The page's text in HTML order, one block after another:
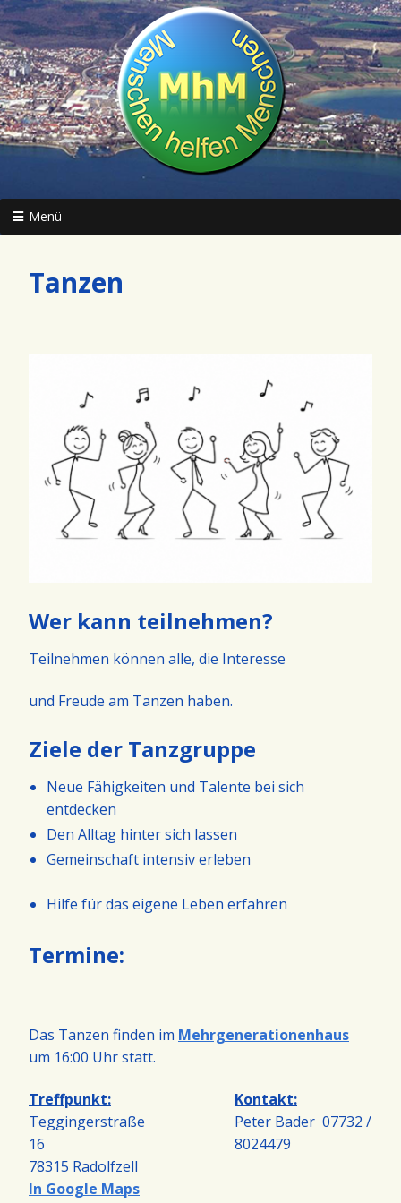
Menü
Tanzen
Wer kann teilnehmen?
Teilnehmen können alle, die Interesse
und Freude am Tanzen haben.
Ziele der Tanzgruppe
Neue Fähigkeiten und Talente bei sich
entdecken
Den Alltag hinter sich lassen
Gemeinschaft intensiv erleben
Hilfe für das eigene Leben erfahren
Termine:
Das Tanzen finden im Mehrgenerationenhaus
um 16:00 Uhr statt.
Treffpunkt:
Teggingerstraße
16
78315 Radolfzell
In Google Maps
Kontakt:
Peter Bader 07732 /
8024479